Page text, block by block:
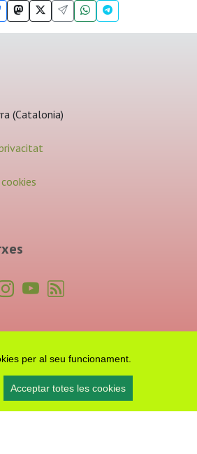
per al seu funcionament.
Acceptar totes les cookies
(Catalonia)